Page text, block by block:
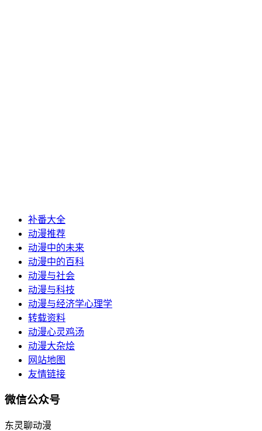
补番大全
动漫推荐
动漫中的未来
动漫中的百科
动漫与社会
动漫与科技
动漫与经济学心理学
转载资料
动漫心灵鸡汤
动漫大杂烩
网站地图
友情链接
微信公众号
东灵聊动漫